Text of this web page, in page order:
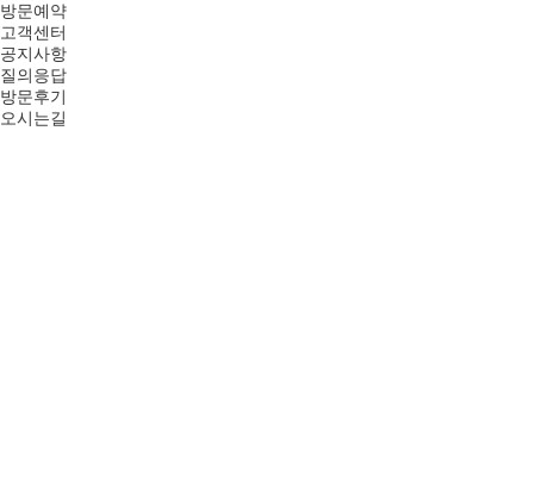
방문예약
고객센터
공지사항
질의응답
방문후기
오시는길